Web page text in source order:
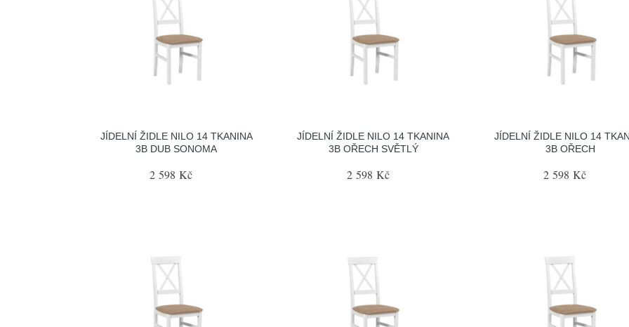
JÍDELNÍ ŽIDLE NILO 14 TKANINA
3B DUB SONOMA
2 598 Kč
JÍDELNÍ ŽIDLE NILO 14 TKANINA
3B OŘECH SVĚTLÝ
2 598 Kč
JÍDELNÍ ŽIDLE NILO 14
3B OŘECH
2 598 Kč